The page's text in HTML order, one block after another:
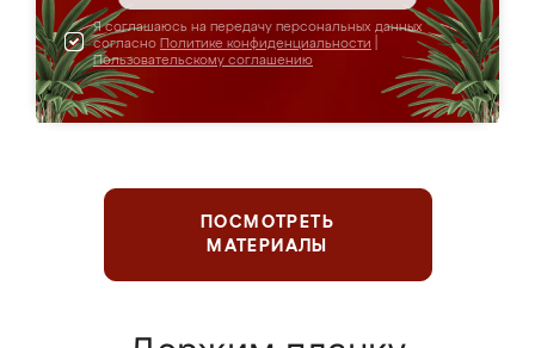
Я соглашаюсь на передачу персональных данных
согласно Политике конфиденциальности
Пользовательскому соглашению
ПОСМОТРЕТЬ
МАТЕРИАЛЫ